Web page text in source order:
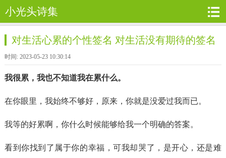
小光头诗集
对生活心累的个性签名 对生活没有期待的签名
时间: 2023-05-23 10:30:14
我很累，我也不知道我在累什么。
在你眼里，我始终不够好，原来，你就是没爱过我而已。
我等的好累啊，你什么时候能够给我一个明确的答案。
看到你找到了属于你的幸福，可我却哭了，是开心，还是难